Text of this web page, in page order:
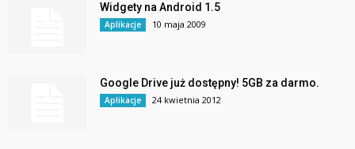
Widgety na Android 1.5
Aplikacje 10 maja 2009
Google Drive już dostępny! 5GB za darmo.
Aplikacje 24 kwietnia 2012